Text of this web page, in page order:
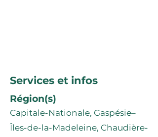
Services et infos
Région(s)
Capitale-Nationale, Gaspésie–
Îles-de-la-Madeleine, Chaudière-